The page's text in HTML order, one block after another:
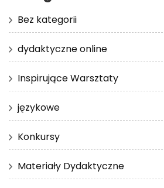
Bez kategorii
dydaktyczne online
Inspirujące Warsztaty
językowe
Konkursy
Materiały Dydaktyczne